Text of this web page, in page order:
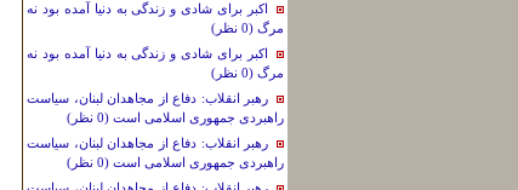
اکبر برای شادی و زندگی به دنیا آمده بود نه
مرگ (0 نظر)
اکبر برای شادی و زندگی به دنیا آمده بود نه
مرگ (0 نظر)
رهبر انقلاب: دفاع از مجاهدان لبنان، سیاست
راهبردی جمهوری اسلامی است (0 نظر)
رهبر انقلاب: دفاع از مجاهدان لبنان، سیاست
راهبردی جمهوری اسلامی است (0 نظر)